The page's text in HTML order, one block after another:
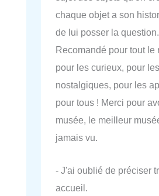
chaque objet a son
de lui posser la question.
Recomandé pour tout le
pour les curieux, pour les
nostalgiques, pour les
pour tous ! Merci pour
musée, le meilleur
jamais vu.
- J'ai oublié de préciser
accueil.